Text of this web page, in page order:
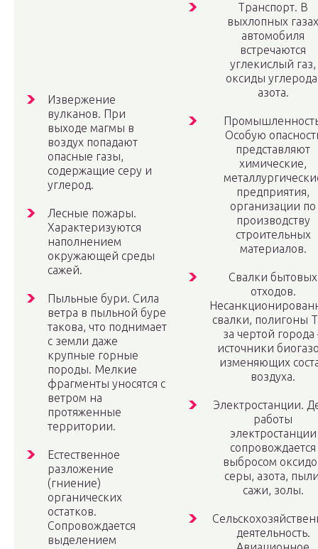
Извержение
вулканов. При
выходе магмы в
воздух попадают
опасные газы,
содержащие серу и
углерод.
Лесные пожары.
Характеризуются
наполнением
окружающей среды
сажей.
Пыльные бури. Сила
ветра в пыльной буре
такова, что поднимает
с земли даже
крупные горные
породы. Мелкие
фрагменты уносятся с
ветром на
протяженные
территории.
Естественное
разложение
(гниение)
органических
остатков.
Сопровождается
выделением
Транспорт. В
выхлопных газах
автомобиля
встречаются
углекислый газ,
оксиды
азота.
Особую
представляют
химические,
предприятия,
организации по
производству
строительных
материалов.
Свалки бытовых
отходов.
свалки, полигоны
за чертой города
источники
изменяющих
воздуха.
Электростанции.
работы
электростанции
сопровождается
выбросом
серы, азота,
сажи, золы.
деятельность.